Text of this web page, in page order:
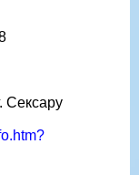
Сексару